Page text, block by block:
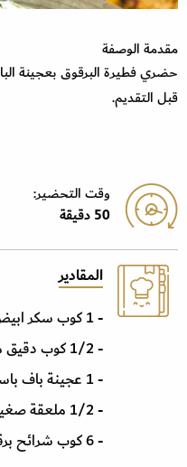
مقدمة الوصفة
حضري فطيرة البرقوق بعجينة
قبل التقديم.
وقت التحضير:
50 دقيقة
المقادير
- 1 كوب سكر ابيض
- 1/2 كوب دقيق متعدد الإستعمالات
- 1 عجينة باف باستري
- 1/2 ملعقة صغيرة قرفة مطحونة
- 6 كوب شرائح برقوق